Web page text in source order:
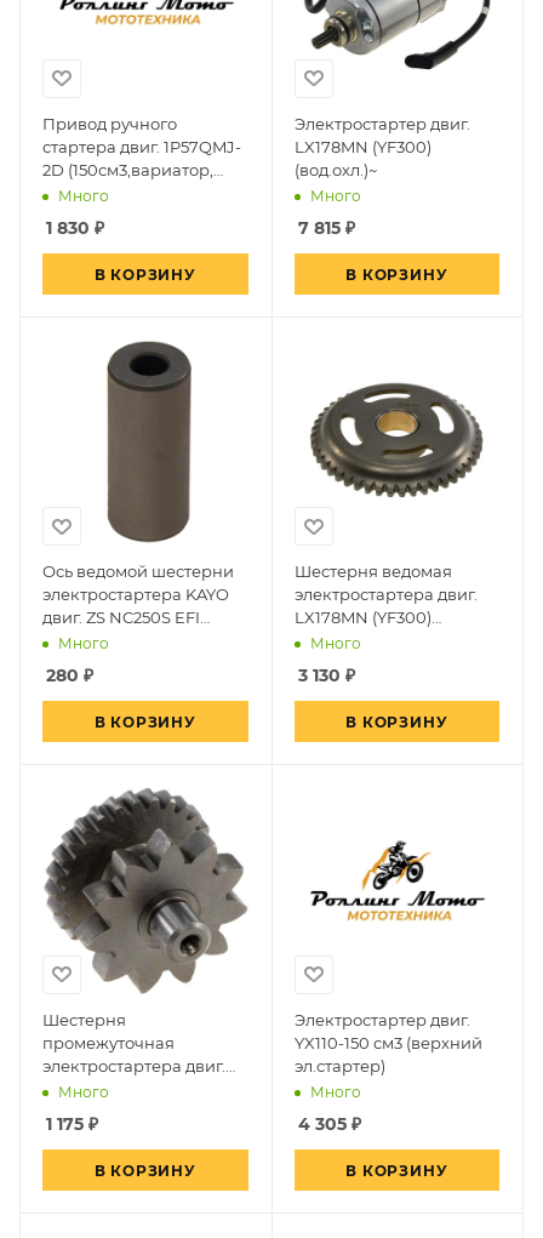
Привод ручного
стартера двиг. 1P57QMJ-
2D (150см3,вариатор,
задн. ход)
Много
1 830 ₽
В КОРЗИНУ
Электростартер двиг.
LX178MN (YF300)
(вод.охл.)~
Много
7 815₽
В КОРЗИНУ
Ось ведомой шестерни
электростартера KAYO
двиг. ZS NC250S EFI
(вод.охл.)~
Много
280 ₽
В КОРЗИНУ
Шестерня ведомая
электростартера двиг.
LX178MN (YF300)
(вод.охл.)~
Много
3 130 ₽
В КОРЗИНУ
Шестерня
промежуточная
электростартера двиг.
LX178MN (YF300)
Много
1 175 ₽
В КОРЗИНУ
Электростартер двиг.
YX110-150 см3 (верхний
эл.стартер)
Много
4 305₽
В КОРЗИНУ